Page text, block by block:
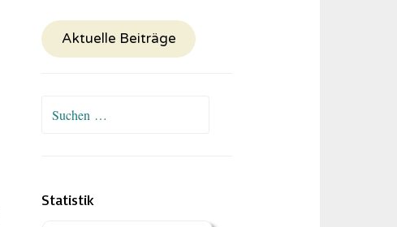
Aktuelle Beiträge
Suchen
Statistik